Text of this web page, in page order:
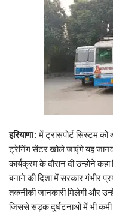
हरियाणा: में ट्रांसपोर्ट सिस्टम
ट्रेनिंग सेंटर खोले जाएंगे यह
कार्यक्रम के दौरान दी उन्होंने
बनाने की दिशा में सरकार गंभीर
तकनीकी जानकारी मिलेगी और उन्हें
जिससे सड़क दुर्घटनाओं में भी